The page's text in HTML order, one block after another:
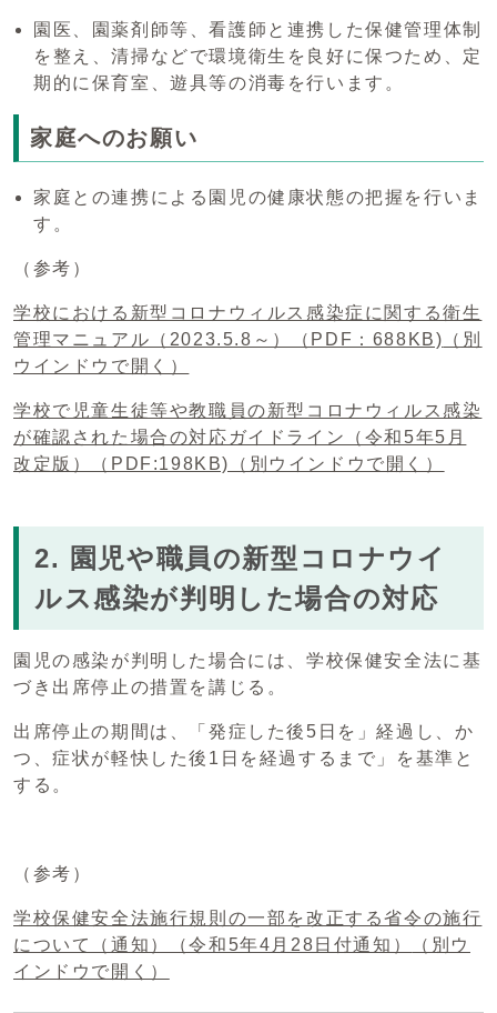
園医、園薬剤師等、看護師と連携した保健管理体制
を整え、清掃などで環境衛生を良好に保つため、定
期的に保育室、遊具等の消毒を行います。
家庭へのお願い
家庭との連携による園児の健康状態の把握を行いま
す。
（参考）
学校における新型コロナウィルス感染症に関する衛生
管理マニュアル（2023.5.8～）（PDF：688KB) （別
ウインドウで開く）
学校で児童生徒等や教職員の新型コロナウィルス感染
が確認された場合の対応ガイドライン（令和5年5月
改定版）（PDF:198KB)
（別ウインドウで開く）
2. 園児や職員の新型コロナウイ
ルス感染が判明した場合の対応
園児の感染が判明した場合には、学校保健安全法に基
づき出席停止の措置を講じる。
出席停止の期間は、「発症した後5日を」経過し、か
つ、症状が軽快した後1日を経過するまで」を基準と
する。
（参考）
学校保健安全法施行規則の一部を改正する省令の施行
について（通知）（令和5年4月28日付通知）
（別ウ
インドウで開く）